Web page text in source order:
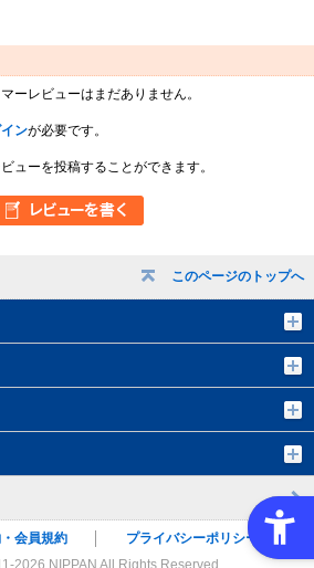
このページのトップへ
ーレビューはまだありません。
ンが必要です。
ューを投稿することができます。
会員規約
プライバシーポリシー
2026 NIPPAN All Rights Reserved.